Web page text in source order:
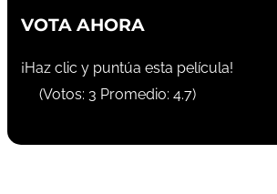
VOTA AHORA
¡Haz clic y puntúa esta película!
(Votos: 3 Promedio: 4.7)